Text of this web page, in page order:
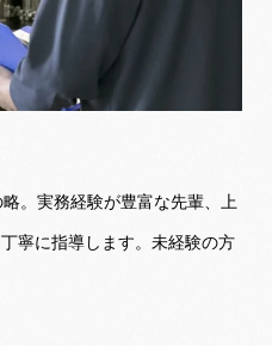
略。実務経験が豊富な先輩、上
寧に指導します。未経験の方